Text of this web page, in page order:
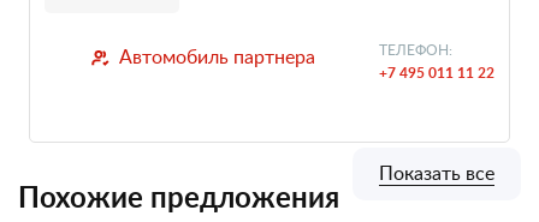
Автомобиль партнера ТЕЛЕФОН:
+7 495 011 11 22
Похожие предложения
Показать все